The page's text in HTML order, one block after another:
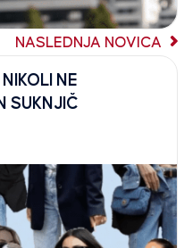
NASLEDNJA NOVICA
NE
SUKNJIČ